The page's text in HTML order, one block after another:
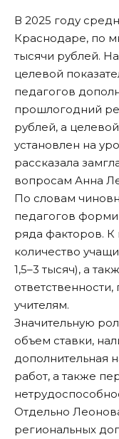
В 2025 году
Краснодаре, по
тысячи рублей.
целевой
педагогов
прошлогодний
рублей, а
установлен на
рассказала
вопросам Анна
По словам
педагогов
ряда факторов. К
количество
1,5–3 тысяч), а
учителям.
Значительную
объем ставки,
дополнительная
работ, а также
Отдельно
региональных